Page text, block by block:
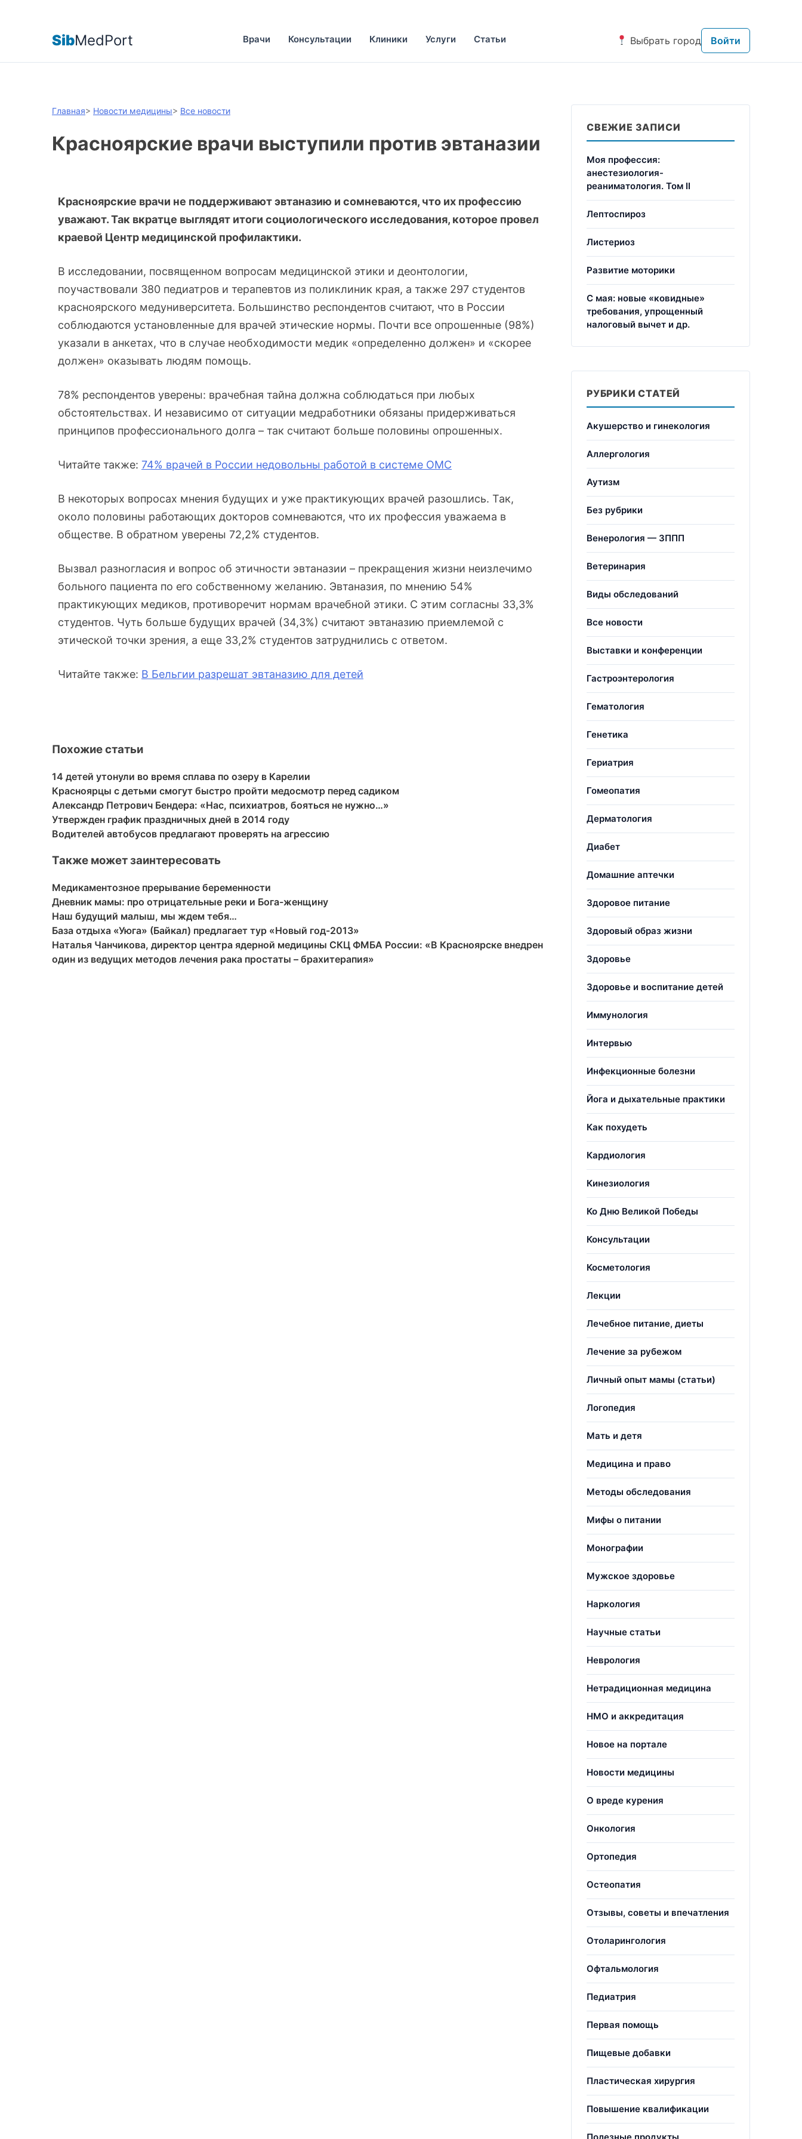
SibMedPort Врачи Консультации Клиники Услуги Статьи Выбрать город Войти
Главная> Новости медицины> Все новости
Красноярские врачи выступили против эвтаназии
Красноярские врачи не поддерживают эвтаназию и сомневаются, что их профессию
уважают. Так вкратце выглядят итоги социологического исследования, которое провел
краевой Центр медицинской профилактики.
В исследовании, посвященном вопросам медицинской этики и деонтологии,
поучаствовали 380 педиатров и терапевтов из поликлиник края, а также 297 студентов
красноярского медуниверситета. Большинство респондентов считают, что в России
соблюдаются установленные для врачей этические нормы. Почти все опрошенные (98%)
указали в анкетах, что в случае необходимости медик «определенно должен» и «скорее
должен» оказывать людям помощь.
78% респондентов уверены: врачебная тайна должна соблюдаться при любых
обстоятельствах. И независимо от ситуации медработники обязаны придерживаться
принципов профессионального долга – так считают больше половины опрошенных.
Читайте также: 74% врачей в России недовольны работой в системе ОМС
В некоторых вопросах мнения будущих и уже практикующих врачей разошлись. Так,
около половины работающих докторов сомневаются, что их профессия уважаема в
обществе. В обратном уверены 72,2% студентов.
Вызвал разногласия и вопрос об этичности эвтаназии – прекращения жизни неизлечимо
больного пациента по его собственному желанию. Эвтаназия, по мнению 54%
практикующих медиков, противоречит нормам врачебной этики. С этим согласны 33,3%
студентов. Чуть больше будущих врачей (34,3%) считают эвтаназию приемлемой с
этической точки зрения, а еще 33,2% студентов затруднились с ответом.
Читайте также: В Бельгии разрешат эвтаназию для детей
Похожие статьи
14 детей утонули во время сплава по озеру в Карелии
Красноярцы с детьми смогут быстро пройти медосмотр перед садиком
Александр Петрович Бендера: «Нас, психиатров, бояться не нужно…»
Утвержден график праздничных дней в 2014 году
Водителей автобусов предлагают проверять на агрессию
Также может заинтересовать
Медикаментозное прерывание беременности
Дневник мамы: про отрицательные реки и Бога-женщину
Наш будущий малыш, мы ждем тебя…
База отдыха «Уюга» (Байкал) предлагает тур «Новый год-2013»
Наталья Чанчикова, директор центра ядерной медицины СКЦ ФМБА России: «В Красноярске внедрен
один из ведущих методов лечения рака простаты – брахитерапия»
СВЕЖИЕ ЗАПИСИ
Моя профессия:
анестезиология-
реаниматология. Том II
Лептоспироз
Листериоз
Развитие моторики
С мая: новые «ковидные»
требования, упрощенный
налоговый вычет и др.
РУБРИКИ СТАТЕЙ
Акушерство и гинекология
Аллергология
Аутизм
Без рубрики
Венерология — ЗППП
Ветеринария
Виды обследований
Все новости
Выставки и конференции
Гастроэнтерология
Гематология
Генетика
Гериатрия
Гомеопатия
Дерматология
Диабет
Домашние аптечки
Здоровое питание
Здоровый образ жизни
Здоровье
Здоровье и воспитание детей
Иммунология
Интервью
Инфекционные болезни
Йога и дыхательные практики
Как похудеть
Кардиология
Кинезиология
Ко Дню Великой Победы
Консультации
Косметология
Лекции
Лечебное питание, диеты
Лечение за рубежом
Личный опыт мамы (статьи)
Логопедия
Мать и детя
Медицина и право
Методы обследования
Мифы о питании
Монографии
Мужское здоровье
Наркология
Научные статьи
Неврология
Нетрадиционная медицина
НМО и аккредитация
Новое на портале
Новости медицины
О вреде курения
Онкология
Ортопедия
Остеопатия
Отзывы, советы и впечатления
Отоларингология
Офтальмология
Педиатрия
Первая помощь
Пищевые добавки
Пластическая хирургия
Повышение квалификации